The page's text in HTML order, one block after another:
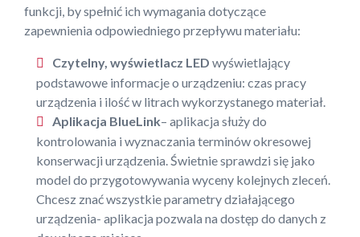
funkcji, by spełnić ich wymagania dotyczące
zapewnienia odpowiedniego przepływu materiału:
Czytelny, wyświetlacz LED wyświetlający
podstawowe informacje o urządzeniu: czas pracy
urządzenia i ilość w litrach wykorzystanego materiał.
Aplikacja BlueLink– aplikacja służy do
kontrolowania i wyznaczania terminów okresowej
konserwacji urządzenia. Świetnie sprawdzi się jako
model do przygotowywania wyceny kolejnych zleceń.
Chcesz znać wszystkie parametry działającego
urządzenia- aplikacja pozwala na dostęp do danych z